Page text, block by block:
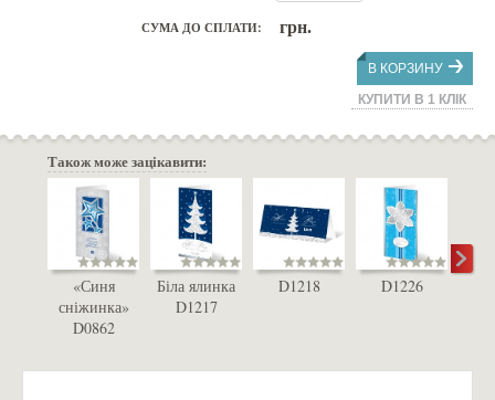
СУМА ДО СПЛАТИ: грн.
В КОРЗИНУ
КУПИТИ В 1 КЛІК
Також може зацікавити:
«Синя
сніжинка»
D0862
Біла ялинка
D1217
D1218 D1226